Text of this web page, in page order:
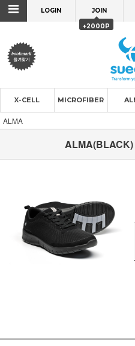
LOGIN JOIN
+2000P
X-CELL MICROFIBER
ALMA
ALMA(BLACK)